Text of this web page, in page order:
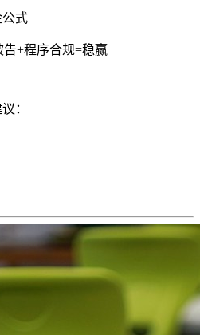
式
+程序合规=稳赢
：